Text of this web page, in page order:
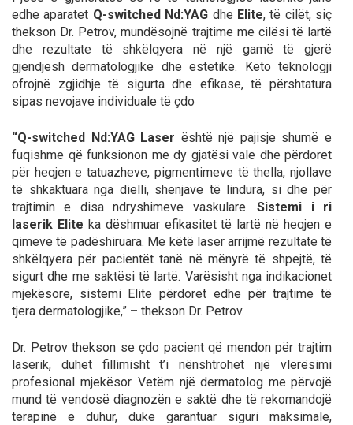
edhe aparatet Q-switched Nd:YAG dhe Elite, të cilët, siç
thekson Dr. Petrov, mundësojnë trajtime me cilësi të lartë
dhe rezultate të shkëlqyera në një gamë të gjerë
gjendjesh dermatologjike dhe estetike. Këto teknologji
ofrojnë zgjidhje të sigurta dhe efikase, të përshtatura
sipas nevojave individuale të çdo
“Q-switched Nd:YAG Laser është një pajisje shumë e
fuqishme që funksionon me dy gjatësi vale dhe përdoret
për heqjen e tatuazheve, pigmentimeve të thella, njollave
të shkaktuara nga dielli, shenjave të lindura, si dhe për
trajtimin e disa ndryshimeve vaskulare.Sistemi i ri
laserik Elite ka dëshmuar efikasitet të lartë në heqjen e
qimeve të padëshiruara. Me këtë laser arrijmë rezultate të
shkëlqyera për pacientët tanë në mënyrë të shpejtë, të
sigurt dhe me saktësi të lartë. Varësisht nga indikacionet
mjekësore, sistemi Elite përdoret edhe për trajtime të
tjera dermatologjike,” – thekson Dr. Petrov.
Dr. Petrov thekson se çdo pacient që mendon për trajtim
laserik, duhet fillimisht t’i nënshtrohet një vlerësimi
profesional mjekësor. Vetëm një dermatolog me përvojë
mund të vendosë diagnozën e saktë dhe të rekomandojë
terapinë e duhur, duke garantuar siguri maksimale,